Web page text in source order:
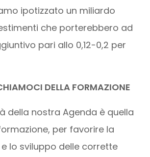
ipotizzato un miliardo
che porterebbero ad
pari allo 0,12-0,2 per
DELLA FORMAZIONE
della nostra Agenda è quella
per favorire la
lo sviluppo delle corrette